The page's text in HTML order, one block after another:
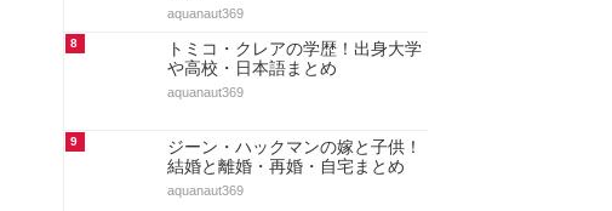
aquanaut369
8
トミコ・クレアの学歴！出身大学
や高校・日本語まとめ
aquanaut369
9
ジーン・ハックマンの嫁と子供！
結婚と離婚・再婚・自宅まとめ
aquanaut369